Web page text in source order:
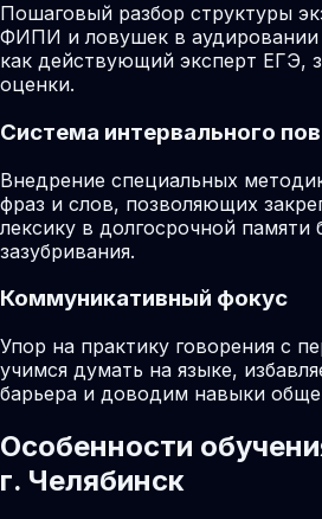
Пошаговый разбор структуры
ФИПИ и ловушек в аудировании
как действующий эксперт ЕГЭ,
оценки.
Система интервального
Внедрение специальных
фраз и слов, позволяющих
лексику в долгосрочной памяти
зазубривания.
Коммуникативный фокус
Упор на практику говорения с
учимся думать на языке,
барьера и доводим навыки
Особенности
г. Челябинск